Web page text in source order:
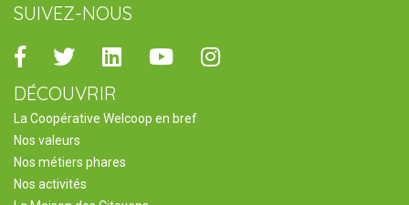
SUIVEZ-NOUS
Facebook
TwitterLinkedinYoutubeInstagram
DÉCOUVRIR
La Coopérative Welcoop en bref
Nos valeurs
Nos métiers phares
Nos activités